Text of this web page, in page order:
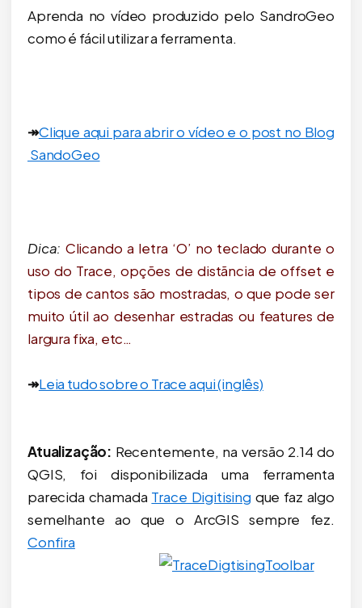
Aprenda no vídeo produzido pelo SandroGeo
como é fácil utilizar a ferramenta.
↠Clique aqui para abrir o vídeo e o post no Blog
SandoGeo
Dica: Clicando a letra ‘O’ no teclado durante o
uso do Trace, opções de distãncia de offset e
tipos de cantos são mostradas, o que pode ser
muito útil ao desenhar estradas ou features de
largura fixa, etc…
↠Leia tudo sobre o Trace aqui (inglês)
Atualização: Recentemente, na versão 2.14 do
QGIS, foi disponibilizada uma ferramenta
parecida chamada Trace Digitising que faz algo
semelhante ao que o ArcGIS sempre fez.
Confira